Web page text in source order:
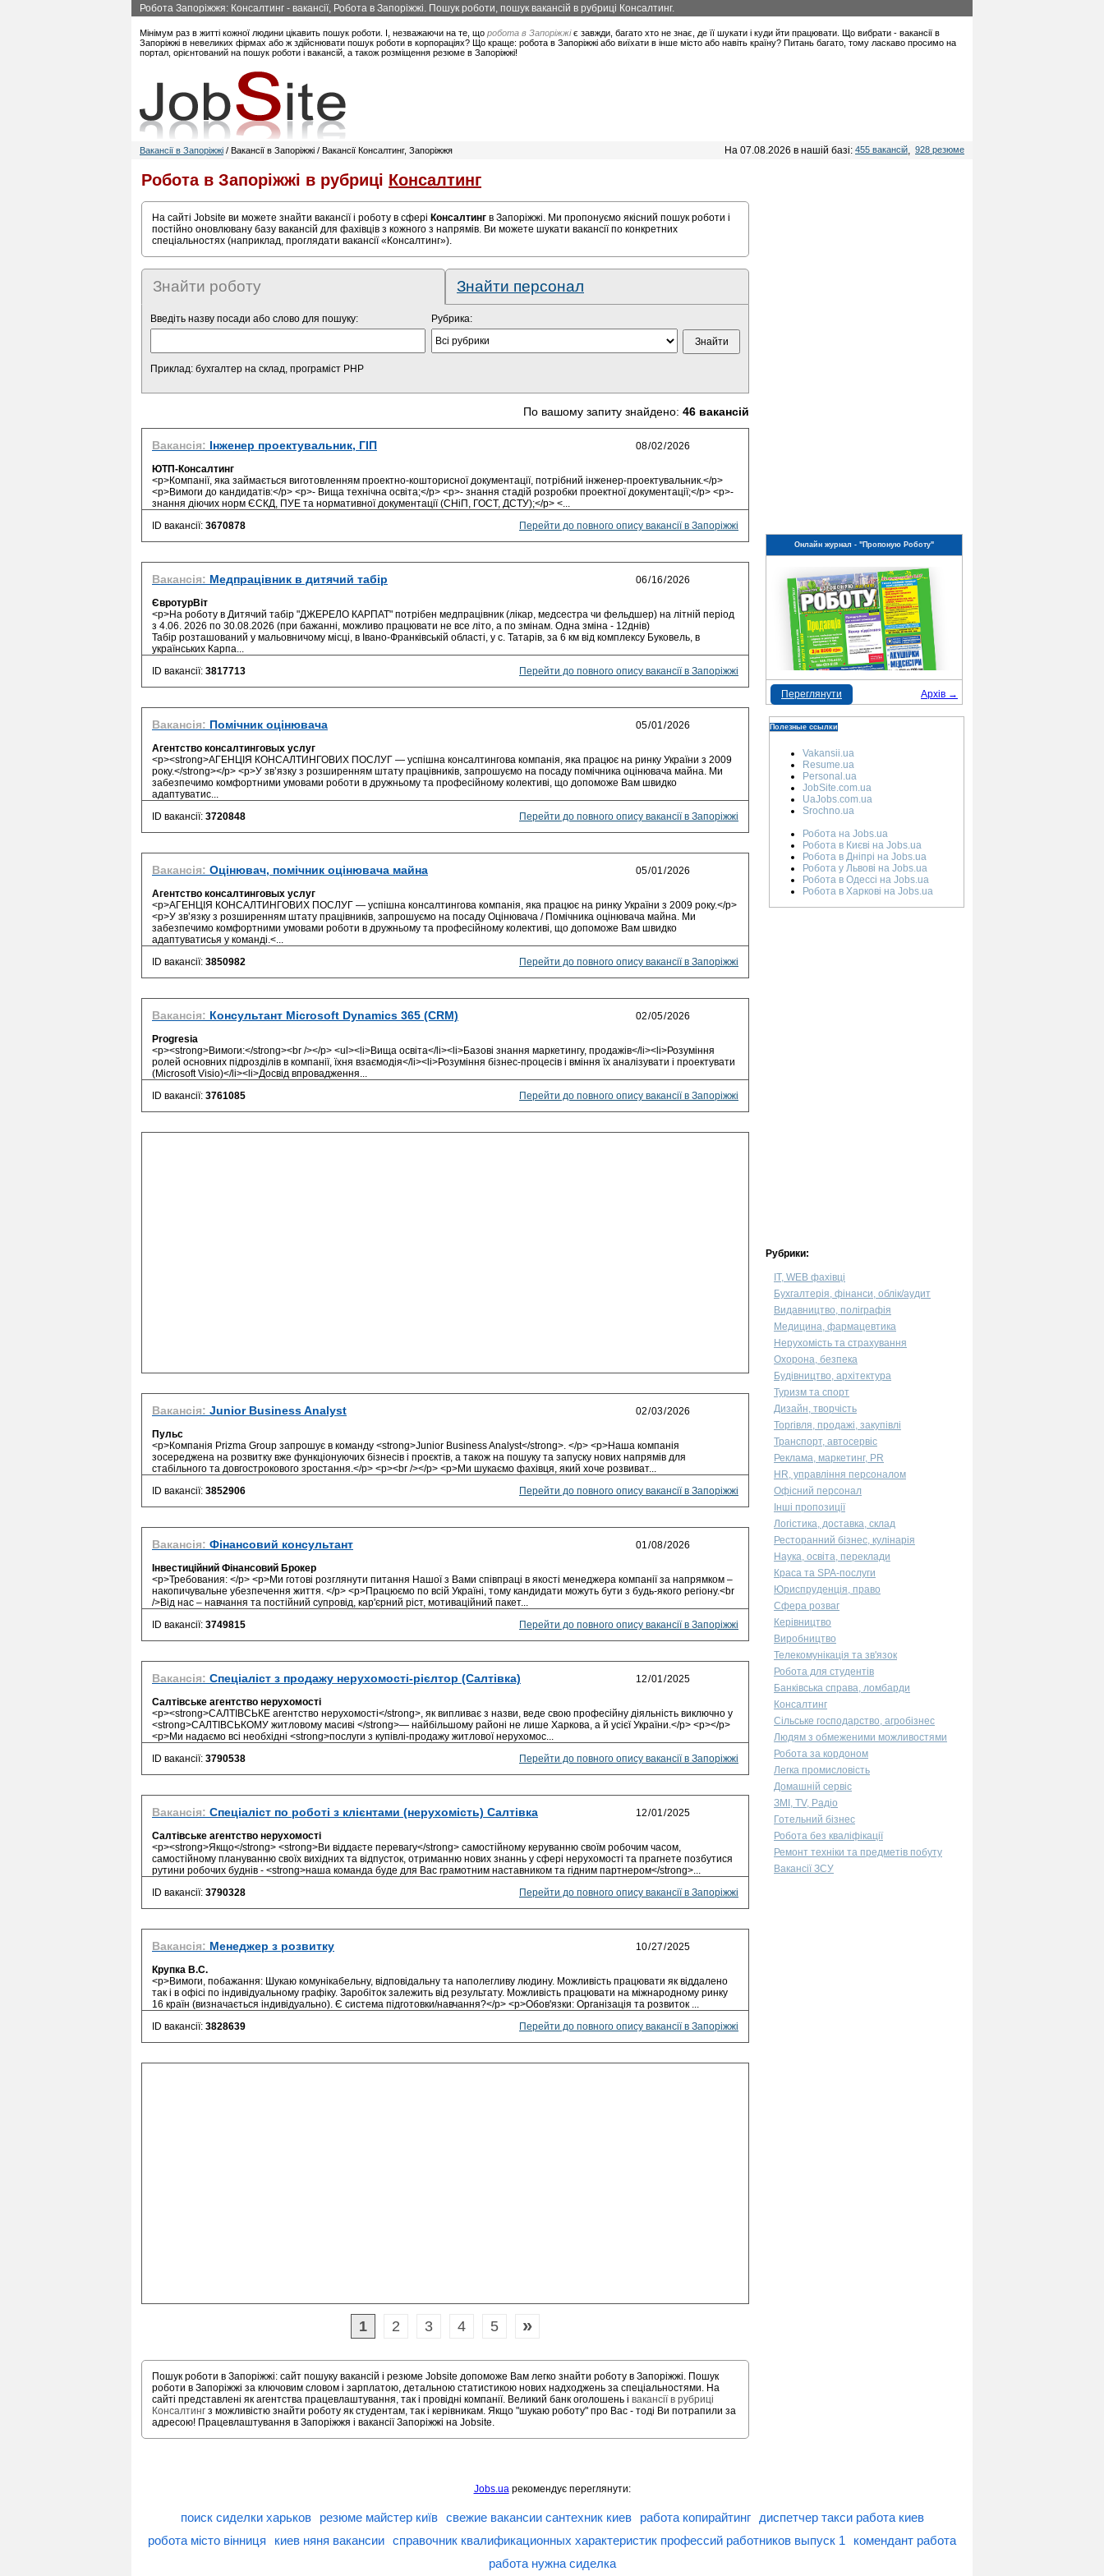
Робота Запоріжжя: Консалтинг - вакансії, Робота в Запоріжжі. Пошук роботи, пошук вакансій в рубриці Консалтинг.
Мінімум раз в житті кожної людини цікавить пошук роботи. І, незважаючи на те, що робота в Запоріжжіє завжди, багато хто не знає, де її шукати і куди йти працювати. Що вибрати - вакансії в
Запоріжжі в невеликих фірмах або ж здійснювати пошук роботи в корпораціях? Що краще: робота в Запоріжжі або виїхати в інше місто або навіть країну? Питань багато, тому ласкаво просимо на
портал, орієнтований на пошук роботи і вакансій, а також розміщення резюме в Запоріжжі!
Вакансії в Запоріжжі / Вакансії в Запоріжжі / Вакансії Консалтинг, Запоріжжя На 07.08.2026 в нашій базі: 455 вакансій, 928 резюме
Робота в Запоріжжі в рубриці Консалтинг
На сайті Jobsite ви можете знайти вакансії і роботу в сфері Консалтинг в Запоріжжі. Ми пропонуємо якісний пошук роботи і
постійно оновлювану базу вакансій для фахівців з кожного з напрямів. Ви можете шукати вакансії по конкретних
спеціальностях (наприклад, проглядати вакансії «Консалтинг»).
Знайти роботу Знайти персонал
Введіть назву посади або слово для пошуку:
Приклад: бухгалтер на склад, програміст PHP
Рубрика:
По вашому запиту знайдено: 46 вакансій
Вакансія: Інженер проектувальник, ГІП
ЮТП-Консалтинг
<p>Компанії, яка займається виготовленням проектно-кошторисної документації, потрібний інженер-проектувальник.</p>
<p>Вимоги до кандидатів:</p> <p>- Вища технічна освіта;</p> <p>- знання стадій розробки проектної документації;</p> <p>-
знання діючих норм ЄСКД, ПУЕ та нормативної документації (СНіП, ГОСТ, ДСТУ);</p> <...
ID вакансії: 3670878 Перейти до повного опису вакансії в Запоріжжі
Вакансія: Медпрацівник в дитячий табір
ЄвротурВіт
<p>На роботу в Дитячий табір "ДЖЕРЕЛО КАРПАТ" потрібен медпрацівник (лікар, медсестра чи фельдшер) на літній період
з 4.06. 2026 по 30.08.2026 (при бажанні, можливо працювати не все літо, а по змінам. Одна зміна - 12днів)
Табір розташований у мальовничому місці, в Івано-Франківській області, у с. Татарів, за 6 км від комплексу Буковель, в
українських Карпа...
ID вакансії: 3817713 Перейти до повного опису вакансії в Запоріжжі
Вакансія: Помічник оцінювача
Агентство консалтинговых услуг
<p><strong>АГЕНЦІЯ КОНСАЛТИНГОВИХ ПОСЛУГ — успішна консалтингова компанія, яка працює на ринку України з 2009
року.</strong></p> <p>У зв’язку з розширенням штату працівників, запрошуємо на посаду помічника оцінювача майна. Ми
забезпечимо комфортними умовами роботи в дружньому та професійному колективі, що допоможе Вам швидко
адаптуватис...
ID вакансії: 3720848 Перейти до повного опису вакансії в Запоріжжі
Вакансія: Оцінювач, помічник оцінювача майна
Агентство консалтинговых услуг
<p>АГЕНЦІЯ КОНСАЛТИНГОВИХ ПОСЛУГ — успішна консалтингова компанія, яка працює на ринку України з 2009 року.</p>
<p>У зв’язку з розширенням штату працівників, запрошуємо на посаду Оцінювача / Помічника оцінювача майна. Ми
забезпечимо комфортними умовами роботи в дружньому та професійному колективі, що допоможе Вам швидко
адаптуватисья у команді.<...
ID вакансії: 3850982 Перейти до повного опису вакансії в Запоріжжі
Вакансія: Консультант Microsoft Dynamics 365 (CRM)
Progresia
<p><strong>Вимоги:</strong><br /></p> <ul><li>Вища освіта</li><li>Базові знання маркетингу, продажів</li><li>Розуміння
ролей основних підрозділів в компанії, їхня взаємодія</li><li>Розуміння бізнес-процесів і вміння їх аналізувати і проектувати
(Microsoft Visio)</li><li>Досвід впровадження...
ID вакансії: 3761085 Перейти до повного опису вакансії в Запоріжжі
Вакансія: Junior Business Analyst
Пульс
<p>Компанія Prizma Group запрошує в команду <strong>Junior Business Analyst</strong>. </p> <p>Наша компанія
зосереджена на розвитку вже функціонуючих бізнесів і проєктів, а також на пошуку та запуску нових напрямів для
стабільного та довгострокового зростання.</p> <p><br /></p> <p>Ми шукаємо фахівця, який хоче розвиват...
ID вакансії: 3852906 Перейти до повного опису вакансії в Запоріжжі
Вакансія: Фінансовий консультант
Інвестиційний Фінансовий Брокер
<p>Требования: </p> <p>Ми готові розглянути питання Нашої з Вами співпраці в якості менеджера компанії за напрямком –
накопичувальне убезпечення життя. </p> <p>Працюємо по всій Україні, тому кандидати можуть бути з будь-якого регіону.<br
/>Від нас – навчання та постійний супровід, кар'єрний ріст, мотиваційний пакет...
ID вакансії: 3749815 Перейти до повного опису вакансії в Запоріжжі
Вакансія: Спеціаліст з продажу нерухомості-рієлтор (Салтівка)
Салтівське агентство нерухомості
<p><strong>САЛТІВСЬКЕ агентство нерухомості</strong>, як випливає з назви, веде свою професійну діяльність виключно у
<strong>САЛТІВСЬКОМУ житловому масиві </strong>— найбільшому районі не лише Харкова, а й усієї України.</p> <p></p>
<p>Ми надаємо всі необхідні <strong>послуги з купівлі-продажу житлової нерухомос...
ID вакансії: 3790538 Перейти до повного опису вакансії в Запоріжжі
Вакансія: Спеціаліст по роботі з клієнтами (нерухомість) Салтівка
Салтівське агентство нерухомості
<p><strong>Якщо</strong> <strong>Ви віддаєте перевагу</strong> самостійному керуванню своїм робочим часом,
самостійному плануванню своїх вихiдних та вiдпусток, отриманню нових знаннь у сфері нерухомості та прагнете позбутися
рутини робочих буднів - <strong>наша команда буде для Вас грамотним наставником та гідним партнером</strong>...
ID вакансії: 3790328 Перейти до повного опису вакансії в Запоріжжі
Вакансія: Менеджер з розвитку
Крупка В.С.
<p>Вимоги, побажання: Шукаю комунікабельну, відповідальну та наполегливу людину. Можливість працювати як віддалено
так і в офісі по індивідуальному графіку. Заробіток залежить від результату. Можливість працювати на міжнародному ринку
16 країн (визначається індивідуально). Є система підготовки/навчання?</p> <p>Обов'язки: Організація та розвиток ...
ID вакансії: 3828639 Перейти до повного опису вакансії в Запоріжжі
1 2 3 4 5 »
Пошук роботи в Запоріжжі: сайт пошуку вакансій і резюме Jobsite допоможе Вам легко знайти роботу в Запоріжжі. Пошук
роботи в Запоріжжі за ключовим словом і зарплатою, детальною статистикою нових надходжень за спеціальностями. На
сайті представлені як агентства працевлаштування, так і провідні компанії. Великий банк оголошень і вакансії в рубриці
Консалтинг з можливістю знайти роботу як студентам, так і керівникам. Якщо "шукаю роботу" про Вас - тоді Ви потрапили за
адресою! Працевлаштування в Запоріжжя і вакансії Запоріжжі на Jobsite.
Онлайн журнал - "Пропоную Роботу"
Архів →
Переглянути
Полезные ссылки
Vakansii.ua
Resume.ua
Personal.ua
JobSite.com.ua
UaJobs.com.ua
Srochno.ua
Робота на Jobs.ua
Робота в Києві на Jobs.ua
Робота в Дніпрі на Jobs.ua
Робота у Львові на Jobs.ua
Робота в Одессі на Jobs.ua
Робота в Харкові на Jobs.ua
Рубрики:
IT, WEB фахівці
Бухгалтерія, фінанси, облік/аудит
Видавництво, поліграфія
Медицина, фармацевтика
Нерухомість та страхування
Охорона, безпека
Будівництво, архітектура
Туризм та спорт
Дизайн, творчість
Торгівля, продажі, закупівлі
Транспорт, автосервіс
Реклама, маркетинг, PR
HR, управління персоналом
Офісний персонал
Інші пропозиції
Логістика, доставка, склад
Ресторанний бізнес, кулінарія
Наука, освіта, переклади
Краса та SPA-послуги
Юриспруденція, право
Сфера розваг
Керівництво
Виробництво
Телекомунікація та зв'язок
Робота для студентів
Банківська справа, ломбарди
Консалтинг
Сільське господарство, агробізнес
Людям з обмеженими можливостями
Робота за кордоном
Легка промисловість
Домашній сервіс
ЗМІ, TV, Радіо
Готельний бізнес
Робота без кваліфікації
Ремонт техніки та предметів побуту
Вакансії ЗСУ
Jobs.uaрекомендує переглянути:
поиск сиделки харьков резюме майстер київ свежие вакансии сантехник киев работа копирайтинг
диспетчер такси работа киев
робота місто вінниця
киев няня вакансии справочник квалификационных характеристик профессий работников выпуск 1
комендант работа
работа нужна сиделка